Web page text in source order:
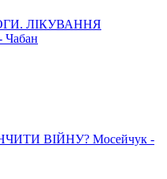
ЛІКУВАННЯ
ВІЙНУ? Мосейчук -